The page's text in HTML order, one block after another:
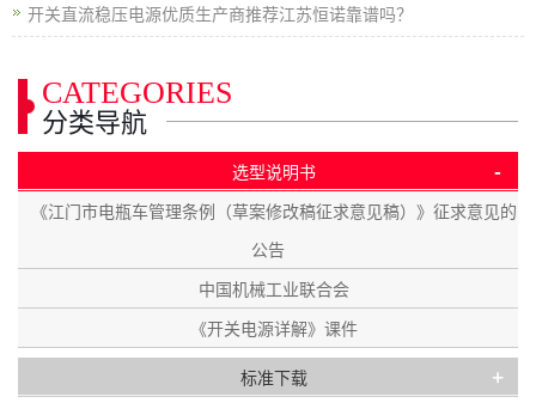
开关直流稳压电源优质生产商推荐江苏恒诺靠谱吗？
CATEGORIES
分类导航
选型说明书 -
《江门市电瓶车管理条例（草案修改稿征求意见稿）》征求意见的
公告
中国机械工业联合会
《开关电源详解》课件
标准下载 +